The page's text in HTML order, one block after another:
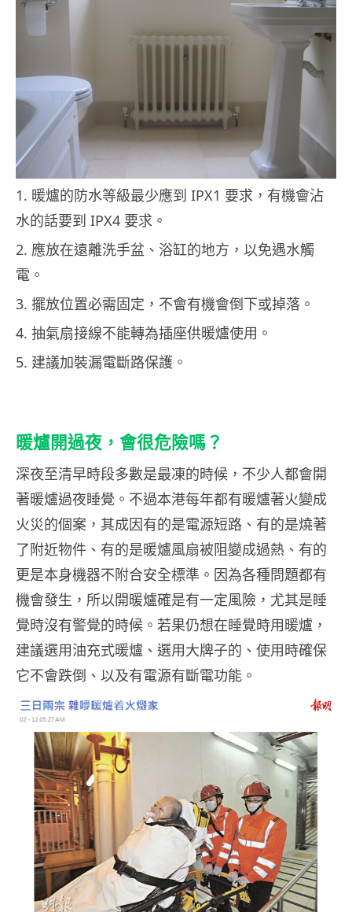
1. 暖爐的防水等級最少應到 IPX1 要求，有機會沾
水的話要到 IPX4 要求。
2. 應放在遠離洗手盆、浴缸的地方，以免遇水觸
電。
3. 擺放位置必需固定，不會有機會倒下或掉落。
4. 抽氣扇接線不能轉為插座供暖爐使用。
5. 建議加裝漏電斷路保護。
暖爐開過夜，會很危險嗎？
深夜至清早時段多數是最凍的時候，不少人都會開
著暖爐過夜睡覺。不過本港每年都有暖爐著火變成
火災的個案，其成因有的是電源短路、有的是燒著
了附近物件、有的是暖爐風扇被阻變成過熱、有的
更是本身機器不附合安全標準。因為各種問題都有
機會發生，所以開暖爐確是有一定風險，尤其是睡
覺時沒有警覺的時候。若果仍想在睡覺時用暖爐，
建議選用油充式暖爐、選用大牌子的、使用時確保
它不會跌倒、以及有電源有斷電功能。